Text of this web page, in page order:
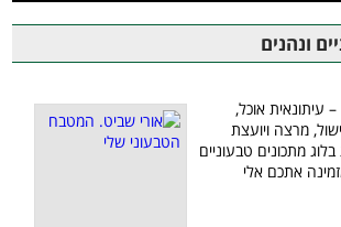
ונהנים
– עיתונאית אוכל,
מרצה ויועצת
מתכונים טבעוניים
אתכם אלי